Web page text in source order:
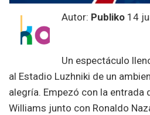
Autor: Publiko 14
Un espectáculo
al Estadio Luzhniki de un
alegría. Empezó con la entrada
Williams junto con Ronaldo